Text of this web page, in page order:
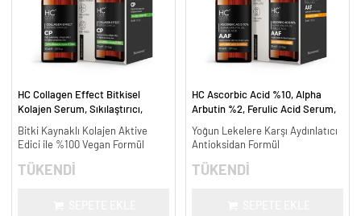
HC Collagen Effect Bitkisel
Kolajen Serum, Sıkılaştırıcı,
Bitki Kaynaklı Kolajen Aktive
Edici ile %100 Vegan Formül
TÜKENDİ
HC Ascorbic Acid %10, Alpha
Arbutin %2, Ferulic Acid Serum,
ml.
Yoğun Lekelere Karşı Aydınlatıcı
Antioksidan Formül
TÜKENDİ